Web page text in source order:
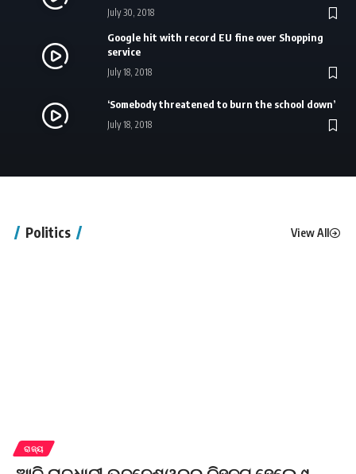
July 30, 2018
Google hit with record EU fine over Shopping
service
July 18, 2018
‘Somebody threatened to burn the school down’
July 18, 2018
Politics View All
ରାଜ୍ୟ